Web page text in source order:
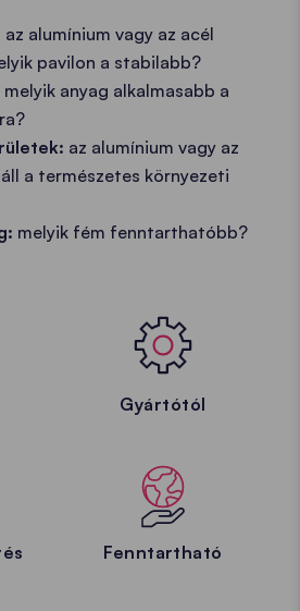
az alumínium vagy az acél
pavilon a stabilabb?
melyik anyag alkalmasabb a
az alumínium vagy az
a természetes környezeti
melyik fém fenntarthatóbb?
Gyártótól
Fenntartható